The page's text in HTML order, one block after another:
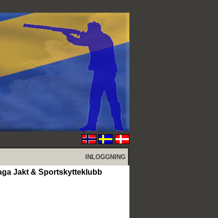
INLOGGNING
Jakt & Sportskytteklubb